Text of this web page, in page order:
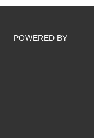
POWERED BY